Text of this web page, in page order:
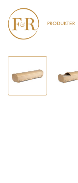
PRODUKTER